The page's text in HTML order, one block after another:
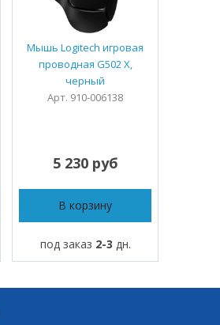
Мышь Logitech игровая
проводная G502 X,
черный
Арт. 910-006138
5 230 руб
В корзину
под заказ 2-3 дн.